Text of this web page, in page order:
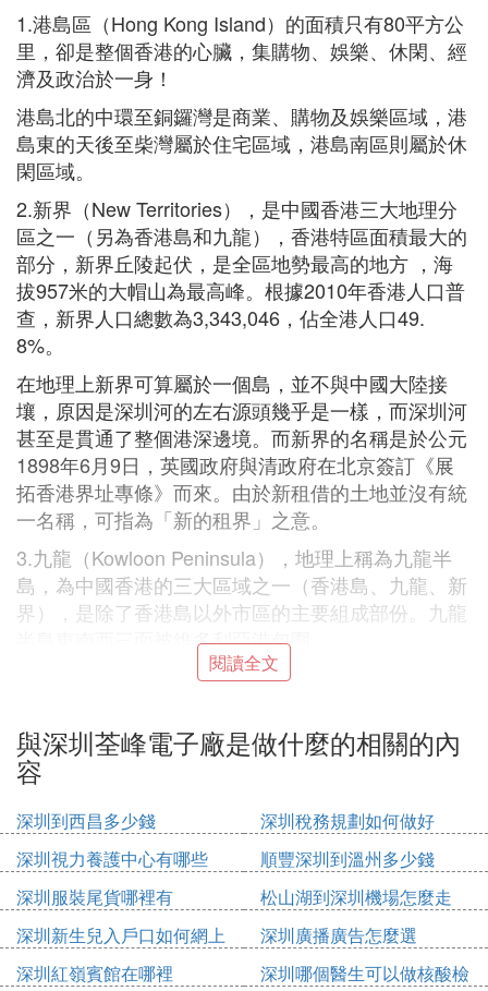
1.港島區（Hong Kong Island）的面積只有80平方公
里，卻是整個香港的心臟，集購物、娛樂、休閑、經
濟及政治於一身！
港島北的中環至銅鑼灣是商業、購物及娛樂區域，港
島東的天後至柴灣屬於住宅區域，港島南區則屬於休
閑區域。
2.新界（New Territories），是中國香港三大地理分
區之一（另為香港島和九龍），香港特區面積最大的
部分，新界丘陵起伏，是全區地勢最高的地方 ，海
拔957米的大帽山為最高峰。根據2010年香港人口普
查，新界人口總數為3,343,046，佔全港人口49.
8%。
在地理上新界可算屬於一個島，並不與中國大陸接
壤，原因是深圳河的左右源頭幾乎是一樣，而深圳河
甚至是貫通了整個港深邊境。而新界的名稱是於公元
1898年6月9日，英國政府與清政府在北京簽訂《展
拓香港界址專條》而來。由於新租借的土地並沒有統
一名稱，可指為「新的租界」之意。
3.九龍（Kowloon Peninsula），地理上稱為九龍半
島，為中國香港的三大區域之一（香港島、九龍、新
界），是除了香港島以外市區的主要組成部份。九龍
半島東南西三面被維多利亞港包圍。
九龍（Kowloon）全名為九龍半島,是香港的三大區域
一海之隔的港島一樣，是組成香港繁盛的市區中，不
可或缺的一部分。其中，以尖沙咀、油麻地及旺角
（簡稱油尖旺）最具吸引力，這些地區購物、飲食、
娛樂與文化應有盡有。
九龍是位在北邊港口的半島，尖沙嘴一帶是最多遊客
聚集的地方。香港島的面積為78平方公里，只佔全香
港陸地面積的7%。
九龍東、西部為人口稠密的工業區，北部是住宅區，
南部是著名的商業區。世界最繁忙機場之一的前香港
閱讀全文
與深圳荃峰電子廠是做什麼的相關的內
容
深圳到西昌多少錢
深圳稅務規劃如何做好
深圳視力養護中心有哪些
順豐深圳到溫州多少錢
深圳服裝尾貨哪裡有
松山湖到深圳機場怎麼走
深圳新生兒入戶口如何網上
申請
深圳廣播廣告怎麼選
深圳紅嶺賓館在哪裡
深圳哪個醫生可以做核酸檢